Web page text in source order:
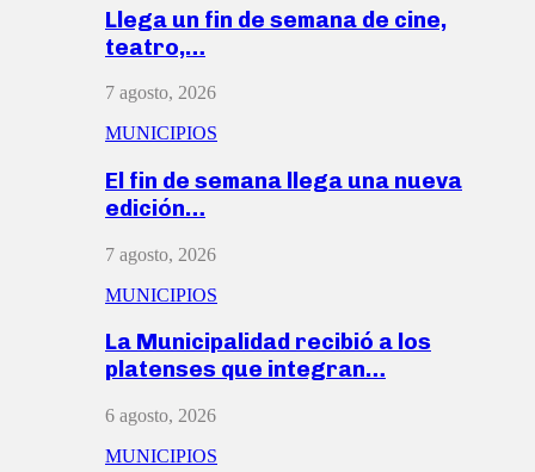
Llega un fin de semana de cine,
teatro,…
7 agosto, 2026
MUNICIPIOS
El fin de semana llega una nueva
edición…
7 agosto, 2026
MUNICIPIOS
La Municipalidad recibió a los
platenses que integran…
6 agosto, 2026
MUNICIPIOS